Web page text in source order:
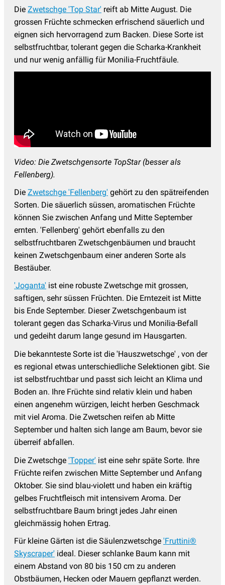
Die Zwetschge 'Top Star' reift ab Mitte August. Die
grossen Früchte schmecken erfrischend säuerlich und
eignen sich hervorragend zum Backen. Diese Sorte ist
selbstfruchtbar, tolerant gegen die Scharka-Krankheit
und nur wenig anfällig für Monilia-Fruchtfäule.
Video: Die Zwetschgensorte TopStar (besser als
Fellenberg).
Die Zwetschge 'Fellenberg' gehört zu den spätreifenden
Sorten. Die säuerlich süssen, aromatischen Früchte
können Sie zwischen Anfang und Mitte September
ernten. 'Fellenberg' gehört ebenfalls zu den
selbstfruchtbaren Zwetschgenbäumen und braucht
keinen Zwetschgenbaum einer anderen Sorte als
Bestäuber.
'Joganta' ist eine robuste Zwetschge mit grossen,
saftigen, sehr süssen Früchten. Die Erntezeit ist Mitte
bis Ende September. Dieser Zwetschgenbaum ist
tolerant gegen das Scharka-Virus und Monilia-Befall
und gedeiht darum lange gesund im Hausgarten.
Die bekannteste Sorte ist die 'Hauszwetschge' , von der
es regional etwas unterschiedliche Selektionen gibt. Sie
ist selbstfruchtbar und passt sich leicht an Klima und
Boden an. Ihre Früchte sind relativ klein und haben
einen angenehm würzigen, leicht herben Geschmack
mit viel Aroma. Die Zwetschen reifen ab Mitte
September und halten sich lange am Baum, bevor sie
überreif abfallen.
Die Zwetschge 'Topper' ist eine sehr späte Sorte. Ihre
Früchte reifen zwischen Mitte September und Anfang
Oktober. Sie sind blau-violett und haben ein kräftig
gelbes Fruchtfleisch mit intensivem Aroma. Der
selbstfruchtbare Baum bringt jedes Jahr einen
gleichmässig hohen Ertrag.
Für kleine Gärten ist die Säulenzwetschge 'Fruttini®
Skyscraper' ideal. Dieser schlanke Baum kann mit
einem Abstand von 80 bis 150 cm zu anderen
Obstbäumen, Hecken oder Mauern gepflanzt werden.